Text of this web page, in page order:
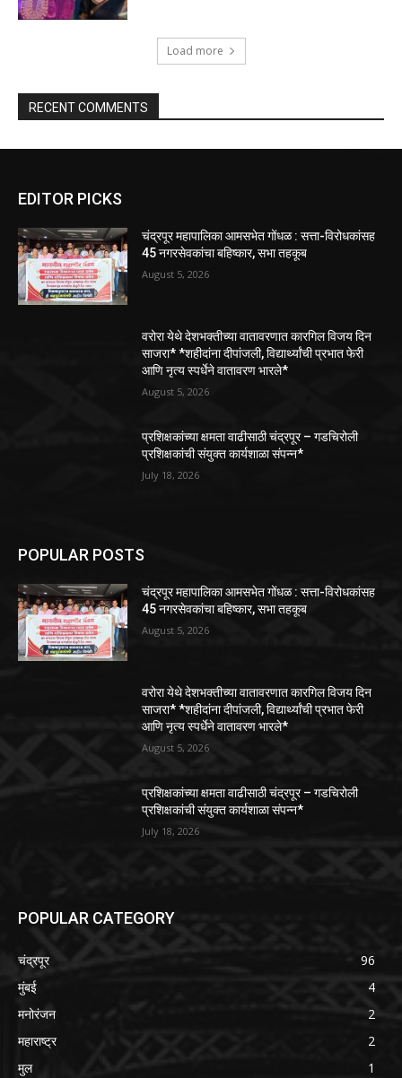
Load more
RECENT COMMENTS
EDITOR PICKS
चंद्रपूर महापालिका आमसभेत गोंधळ : सत्ता-विरोधकांसह
45 नगरसेवकांचा बहिष्कार, सभा तहकूब
August 5, 2026
वरोरा येथे देशभक्तीच्या वातावरणात कारगिल विजय दिन
साजरा* *शहीदांना दीपांजली, विद्यार्थ्यांची प्रभात फेरी
आणि नृत्य स्पर्धेने वातावरण भारले*
August 5, 2026
प्रशिक्षकांच्या क्षमता वाढीसाठी चंद्रपूर – गडचिरोली
प्रशिक्षकांची संयुक्त कार्यशाळा संपन्न*
July 18, 2026
POPULAR POSTS
चंद्रपूर महापालिका आमसभेत गोंधळ : सत्ता-विरोधकांसह
45 नगरसेवकांचा बहिष्कार, सभा तहकूब
August 5, 2026
वरोरा येथे देशभक्तीच्या वातावरणात कारगिल विजय दिन
साजरा* *शहीदांना दीपांजली, विद्यार्थ्यांची प्रभात फेरी
आणि नृत्य स्पर्धेने वातावरण भारले*
August 5, 2026
प्रशिक्षकांच्या क्षमता वाढीसाठी चंद्रपूर – गडचिरोली
प्रशिक्षकांची संयुक्त कार्यशाळा संपन्न*
July 18, 2026
POPULAR CATEGORY
चंद्रपूर
96
मुंबई
4
मनोरंजन
2
महाराष्ट्र
2
मुल
1